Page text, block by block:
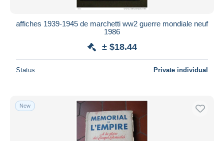
affiches 1939-1945 de marchetti ww2 guerre mondiale neuf
1986
± $18.44
Status Private individual
New